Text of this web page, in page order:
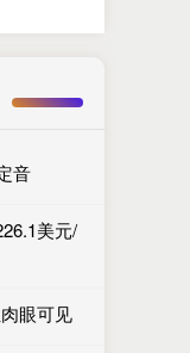
音
美元/
眼可见